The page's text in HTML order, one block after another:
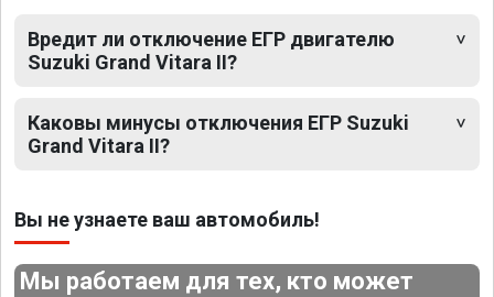
Вредит ли отключение ЕГР двигателю
Suzuki Grand Vitara II?
Каковы минусы отключения ЕГР Suzuki
Grand Vitara II?
Вы не узнаете ваш автомобиль!
Мы работаем для тех, кто может